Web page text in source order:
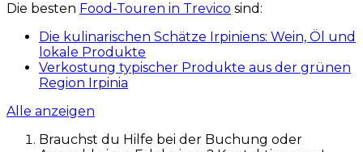
Die besten Food-Touren in Trevico sind:
Die kulinarischen Schätze Irpiniens: Wein, Öl und
lokale Produkte
Verkostung typischer Produkte aus der grünen
Region Irpinia
Alle anzeigen
Brauchst du Hilfe bei der Buchung oder